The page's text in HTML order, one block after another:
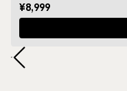
¥8,999